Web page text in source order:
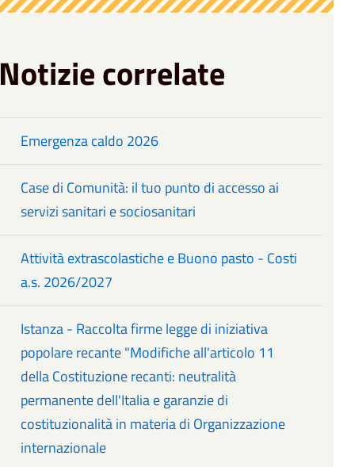
Notizie correlate
Emergenza caldo 2026
Case di Comunità: il tuo punto di accesso ai
servizi sanitari e sociosanitari
Attività extrascolastiche e Buono pasto - Costi
a.s. 2026/2027
Istanza - Raccolta firme legge di iniziativa
popolare recante "Modifiche all'articolo 11
della Costituzione recanti: neutralità
permanente dell'Italia e garanzie di
costituzionalità in materia di Organizzazione
internazionale